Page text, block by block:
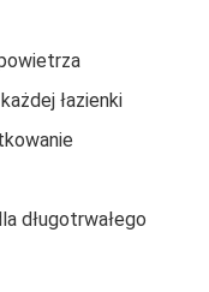
łazienki
długotrwałego